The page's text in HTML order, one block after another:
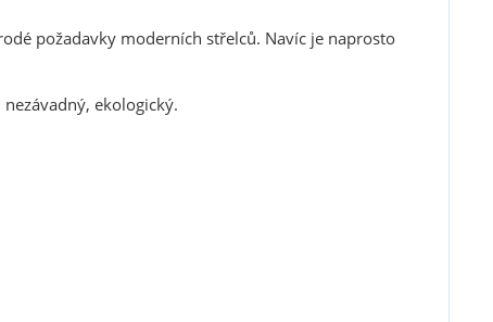
požadavky moderních střelců. Navíc je naprosto
ekologický.